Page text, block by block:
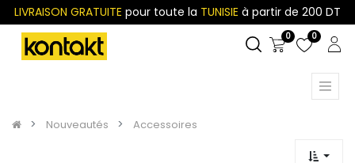
LIVRAISON GRATUITE pour toute la TUNISIE à partir de 200 DT
0 0
Nouveautés Accessoires